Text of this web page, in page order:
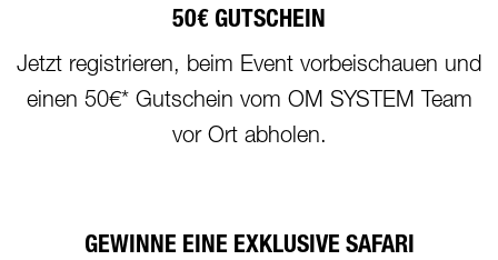
50€ GUTSCHEIN
Jetzt registrieren, beim Event vorbeischauen und
einen 50€* Gutschein vom OM SYSTEM Team
vor Ort abholen.
GEWINNE EINE EXKLUSIVE SAFARI